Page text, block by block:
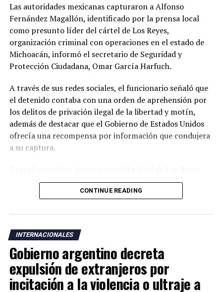
Las autoridades mexicanas capturaron a Alfonso
Fernández Magallón, identificado por la prensa local
como presunto líder del cártel de Los Reyes,
organización criminal con operaciones en el estado de
Michoacán, informó el secretario de Seguridad y
Protección Ciudadana, Omar García Harfuch.
A través de sus redes sociales, el funcionario señaló que
el detenido contaba con una orden de aprehensión por
los delitos de privación ilegal de la libertad y motín,
además de destacar que el Gobierno de Estados Unidos
ofrecía una recompensa por información que condujera
a su captura.
realizaron bloqueos carreteros e incendiaron vehículos
en dos municipios de Michoacán, en aparente reacción a
las autoridades mantienen el control de la situación y
garantizan la seguridad en la entidad.
Michoacán, considerado uno de los principales polos
agroexportadores de México y sede de un importante
puerto sobre el océano Pacífico, ha sido escenario de
disputas entre grupos del crimen organizado vinculadas
CONTINUE READING
INTERNACIONALES
Gobierno argentino decreta
expulsión de extranjeros por
incitación a la violencia o ultraje a